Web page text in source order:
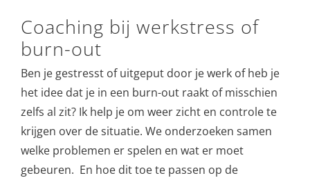
Coaching bij werkstress of
burn-out
Ben je gestresst of uitgeput door je werk of heb je
het idee dat je in een burn-out raakt of misschien
zelfs al zit? Ik help je om weer zicht en controle te
krijgen over de situatie. We onderzoeken samen
welke problemen er spelen en wat er moet
gebeuren. En hoe dit toe te passen op de